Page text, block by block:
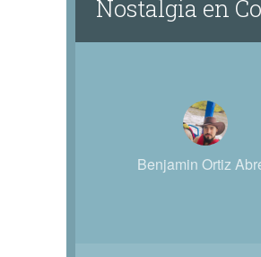
Nostalgia en
Benjamin Ortiz